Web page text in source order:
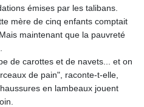
émises par les talibans.
mère de cinq enfants comptait
maintenant que la pauvreté
de carottes et de navets... et on
de pain", raconte-t-elle,
en lambeaux jouent